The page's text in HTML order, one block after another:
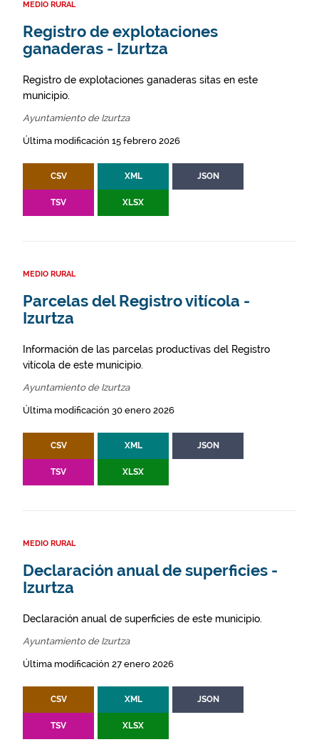
MEDIO RURAL
Registro de explotaciones
ganaderas - Izurtza
Registro de explotaciones ganaderas sitas en este
municipio.
Ayuntamiento de Izurtza
Última modificación 15 febrero 2026
CSV XML JSON
TSV XLSX
MEDIO RURAL
Parcelas del Registro vitícola -
Izurtza
Información de las parcelas productivas del Registro
vitícola de este municipio.
Ayuntamiento de Izurtza
Última modificación 30 enero 2026
CSV XML JSON
TSV XLSX
MEDIO RURAL
Declaración anual de superficies -
Izurtza
Declaración anual de superficies de este municipio.
Ayuntamiento de Izurtza
Última modificación 27 enero 2026
CSV XML JSON
TSV XLSX